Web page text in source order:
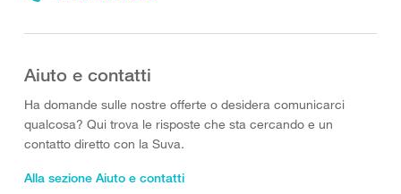
Aiuto e contatti
Ha domande sulle nostre offerte o desidera comunicarci
qualcosa? Qui trova le risposte che sta cercando e un
contatto diretto con la Suva.
Alla sezione Aiuto e contatti